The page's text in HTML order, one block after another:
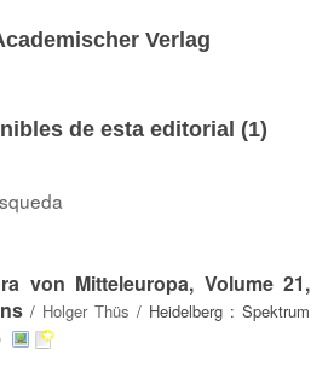
Verlag
de esta editorial (1)
von Mitteleuropa, Volume 21,
/ Holger Thüs / Heidelberg : Spektrum